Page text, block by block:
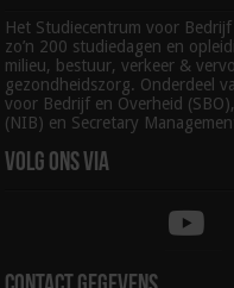
Het Studiecentrum voor
zo’n 200 studiedagen en
milieu, bestuur, verkeer &
gezondheidszorg. Onderdeel
voor Bedrijf en Overheid
(NIB) en Secretary
Volg ons via